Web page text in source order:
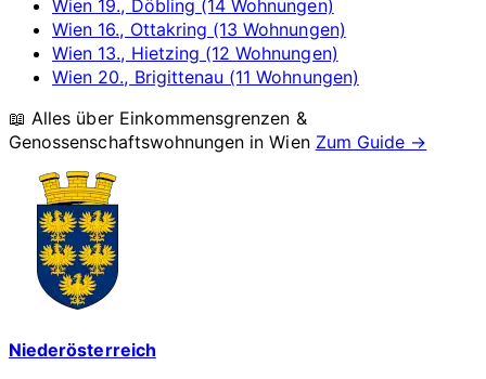
Wien 19., Döbling (14 Wohnungen)
Wien 16., Ottakring (13 Wohnungen)
Wien 13., Hietzing (12 Wohnungen)
Wien 20., Brigittenau (11 Wohnungen)
📖 Alles über Einkommensgrenzen &
Genossenschaftswohnungen inWien Zum Guide →
Niederösterreich